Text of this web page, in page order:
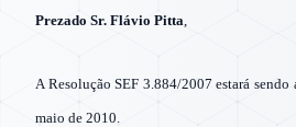
Prezado Sr. Flávio Pitta,
A Resolução SEF 3.884/2007 estará sendo
maio de 2010.